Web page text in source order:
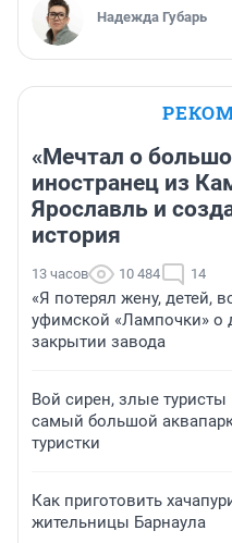
Надежда Губарь
«Мечтал о
иностранец из
Ярославль и
история
13 часов 10 484 14
«Я потерял жену, детей,
уфимской «Лампочки» о
закрытии завода
Вой сирен, злые туристы
самый большой
туристки
Как приготовить
жительницы Барнаула